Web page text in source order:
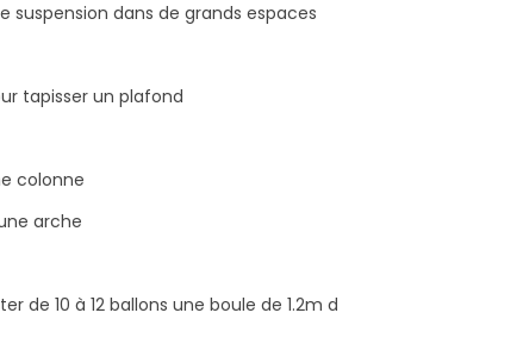
suspension dans de grands espaces
tapisser un plafond
colonne
arche
de 10 à 12 ballons une boule de 1.2m d